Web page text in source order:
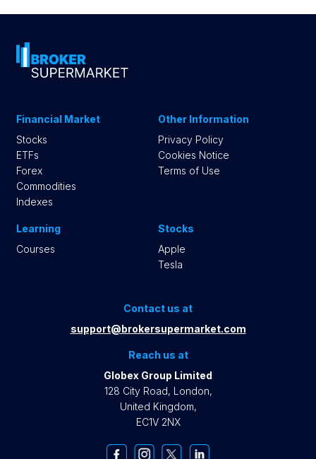
Financial Market
Stocks
ETFs
Forex
Commodities
Indexes
Other Information
Privacy Policy
Cookies Notice
Terms of Use
Learning
Courses
Stocks
Apple
Tesla
Contact us at
support@brokersupermarket.com
Reach us at
Globex Group Limited
128 City Road, London,
United Kingdom,
EC1V 2NX